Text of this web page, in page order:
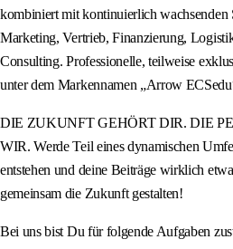
kombiniert mit kontinuierlich wachsenden
Marketing, Vertrieb, Finanzierung,
Consulting. Professionelle, teilweise
unter dem Markennamen „Arrow
DIE ZUKUNFT GEHÖRT DIR. DIE
WIR. Werde Teil eines dynamischen
entstehen und deine Beiträge wirklich
gemeinsam die Zukunft gestalten!
Bei uns bist Du für folgende Aufgaben